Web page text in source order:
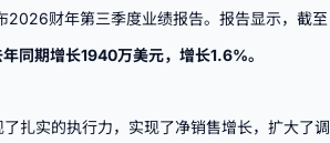
2026财年第三季度业绩报告。报告显示，截至
同期增长1940万美元，增长1.6%。
扎实的执行力，实现了净销售增长，扩大了调